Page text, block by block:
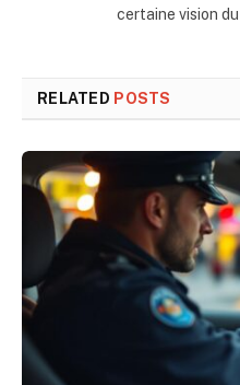
certaine vision du
RELATED POSTS